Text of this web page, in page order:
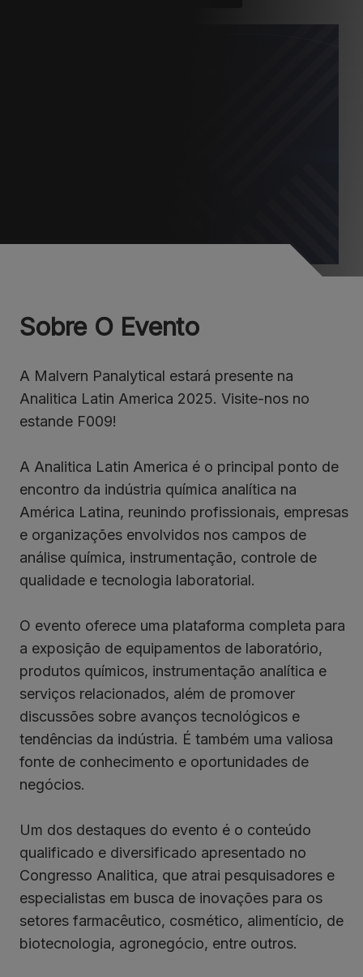
Sobre O Evento
A Malvern Panalytical estará presente na
Analitica Latin America 2025. Visite-nos no
estande F009!
A Analitica Latin America é o principal ponto de
encontro da indústria química analítica na
América Latina, reunindo profissionais, empresas
e organizações envolvidos nos campos de
análise química, instrumentação, controle de
qualidade e tecnologia laboratorial.
O evento oferece uma plataforma completa para
a exposição de equipamentos de laboratório,
produtos químicos, instrumentação analítica e
serviços relacionados, além de promover
discussões sobre avanços tecnológicos e
tendências da indústria. É também uma valiosa
fonte de conhecimento e oportunidades de
negócios.
Um dos destaques do evento é o conteúdo
qualificado e diversificado apresentado no
Congresso Analitica, que atrai pesquisadores e
especialistas em busca de inovações para os
setores farmacêutico, cosmético, alimentício, de
biotecnologia, agronegócio, entre outros.